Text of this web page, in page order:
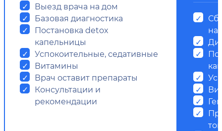
Выезд врача на дом
Базовая диагностика
Постановка detox
капельницы
Успокоительные, седативные
Витамины
Врач оставит препараты
Консультации и
рекомендации
на